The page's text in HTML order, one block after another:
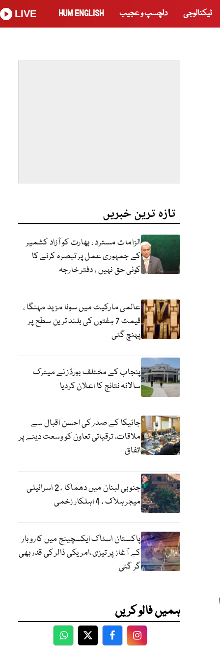
ٹیکنالوجی دلچسپ و عجیب HUM ENGLISH
LIVE
تازہ ترین خبریں
الزامات مسترد ، بھارت کو آزاد کشمیر
کے جمہوری عمل پر تبصرہ کرنے کا
کوئی حق نہیں ، دفتر خارجہ
عالمی مارکیٹ میں سونا مزید مہنگا ،
قیمت 7 ہفتوں کی بلند ترین سطح پر
پہنچ گئی
پنجاب کے مختلف بورڈز نے میٹرک
سالانہ نتائج کا اعلان کردیا
جائیکا کے صدر کی احسن اقبال سے
ملاقات، ترقیاتی تعاون کو وسعت دینے پر
اتفاق
جنوبی لبنان میں دھماکا ، 2 اسرائیلی
میجر ہلاک ، 4 اہلکار زخمی
پاکستان اسٹاک ایکسچینج میں کاروبار
کے آغاز پر تیزی،امریکی ڈالر کی قدر بھی
گر گئی
ہمیں فالو کریں
WhatsApp
TwitterFacebookFacebook